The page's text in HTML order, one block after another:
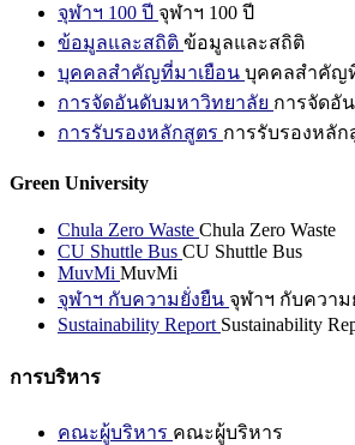
จุฬาฯ 100 ปี จุฬาฯ 100 ปี
ข้อมูลและสถิติ ข้อมูลและสถิติ
บุคคลสำคัญที่มาเยือน บุคคลสำคัญ
การจัดอันดับมหาวิทยาลัย การจัดอั
การรับรองหลักสูตร การรับรองหลัก
Green University
Chula Zero Waste Chula Zero Waste
CU Shuttle Bus CU Shuttle Bus
MuvMi MuvMi
จุฬาฯ กับความยั่งยืน จุฬาฯ กับความ
Sustainability Report Sustainability
การบริหาร
คณะผู้บริหาร คณะผู้บริหาร